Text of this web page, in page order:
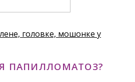
головке, мошонке у
ПАПИЛЛОМАТОЗ?